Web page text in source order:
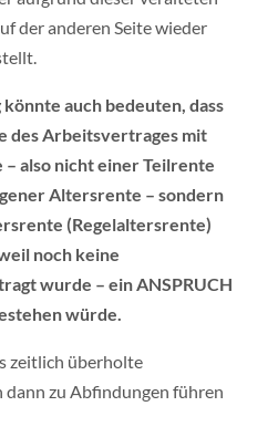
der anderen Seite wieder
auch bedeuten, dass
des Arbeitsvertrages mit
also nicht einer Teilrente
Altersrente – sondern
(Regelaltersrente)
noch keine
wurde – ein ANSPRUCH
würde.
zeitlich überholte
dann zu Abfindungen führen